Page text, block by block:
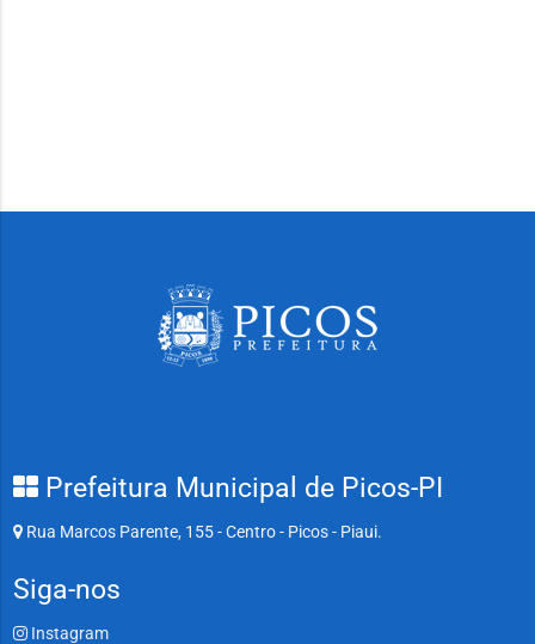
Prefeitura Municipal de Picos-PI
Rua Marcos Parente, 155 - Centro - Picos - Piaui.
Siga-nos
Instagram